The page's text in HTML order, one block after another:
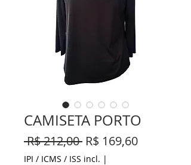
CAMISETA PORTO
R$ 212,00 Preço
normal
R$ 169,60Preço
IPI / ICMS / ISS incl. |